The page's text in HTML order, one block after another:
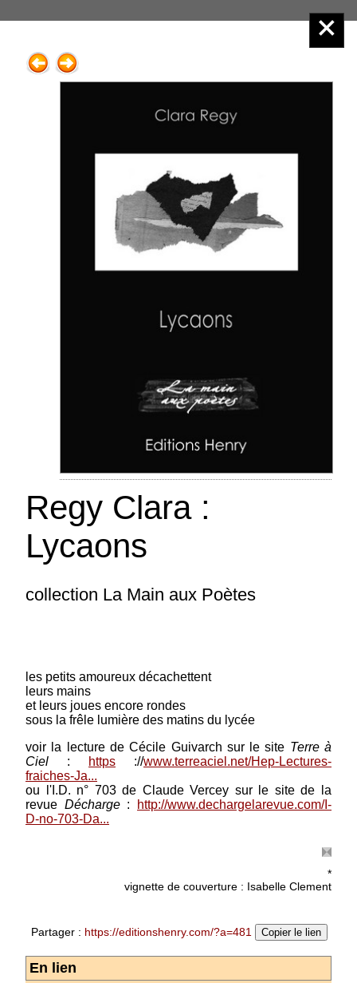
a bénéficié d'une Bourse du CNL pour l'écriture
de cet ouvrage Lire un poème, c'est comme une
rencontre inattendue, aller vers cet autre
différent, à la fois étranger et pourtant...
Prix : 8.00 €
Regy Clara :
Lycaons
collection La Main aux Poètes
les petits amoureux décachettent
leurs mains
et leurs joues encore rondes
sous la frêle lumière des matins du lycée
voir la lecture de Cécile Guivarch sur le site Terre à
Ciel : https ://www.terreaciel.net/Hep-Lectures-
fraiches-Ja...
ou l'I.D. n° 703 de Claude Vercey sur le site de la
revue Décharge:
http://www.dechargelarevue.com/I-
D-no-703-Da...
*
vignette de couverture : Isabelle Clement
Partager : https://editionshenry.com/?a=481 Copier le lien
En lien